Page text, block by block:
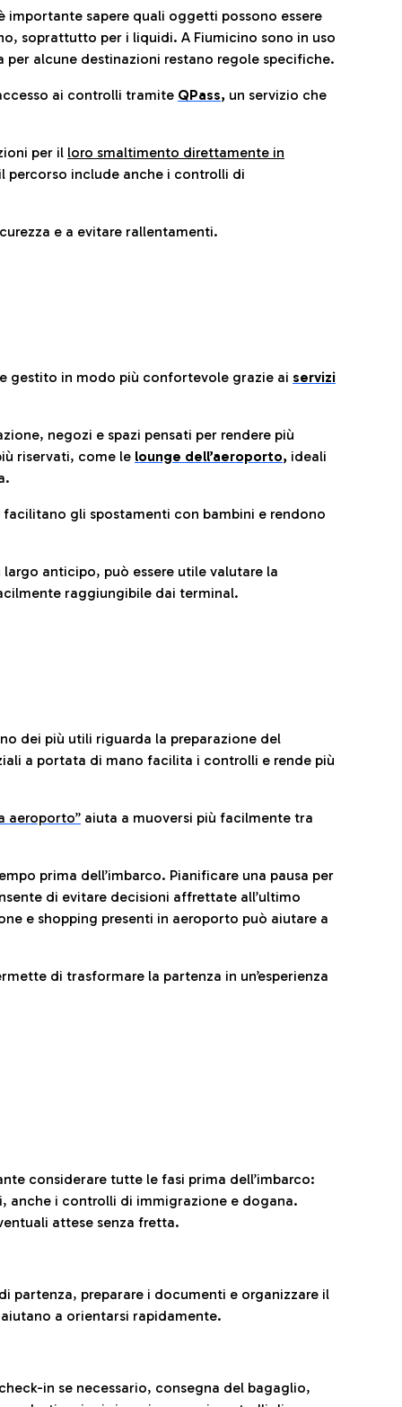
importante sapere quali oggetti possono essere
soprattutto per i liquidi. A Fiumicino sono in uso
alcune destinazioni restano regole specifiche.
ai controlli tramite QPass, un servizio che
per il loro smaltimento direttamente in
percorso include anche i controlli di
e a evitare rallentamenti.
gestito in modo più confortevole grazie ai servizi
negozi e spazi pensati per rendere più
riservati, come le lounge dell’aeroporto, ideali
facilitano gli spostamenti con bambini e rendono
anticipo, può essere utile valutare la
raggiungibile dai terminal.
dei più utili riguarda la preparazione del
a portata di mano facilita i controlli e rende più
aeroporto” aiuta a muoversi più facilmente tra
prima dell’imbarco. Pianificare una pausa per
di evitare decisioni affrettate all’ultimo
e shopping presenti in aeroporto può aiutare a
di trasformare la partenza in un’esperienza
considerare tutte le fasi prima dell’imbarco:
anche i controlli di immigrazione e dogana.
attese senza fretta.
partenza, preparare i documenti e organizzare il
a orientarsi rapidamente.
in se necessario, consegna del bagaglio,